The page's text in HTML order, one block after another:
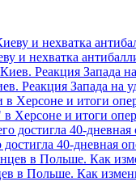
и нехватка
Реакция Запада на
Херсоне и итоги
40-дневная
в Польше. Как